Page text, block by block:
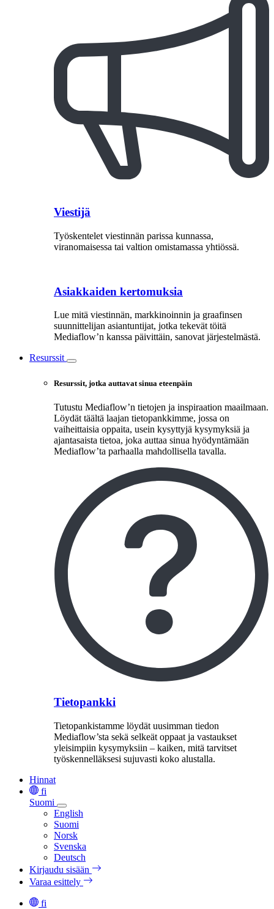
Viestijä
Työskentelet viestinnän parissa kunnassa,
viranomaisessa tai valtion omistamassa yhtiössä.
Asiakkaiden kertomuksia
Lue mitä viestinnän, markkinoinnin ja graafinsen
suunnittelijan asiantuntijat, jotka tekevät töitä
Mediaflow’n kanssa päivittäin, sanovat järjestelmästä.
Resurssit
Resurssit, jotka auttavat sinua eteenpäin
Tutustu Mediaflow’n tietojen ja inspiraation maailmaan.
Löydät täältä laajan tietopankkimme, jossa on
vaiheittaisia oppaita, usein kysyttyjä kysymyksiä ja
ajantasaista tietoa, joka auttaa sinua hyödyntämään
Mediaflow’ta parhaalla mahdollisella tavalla.
Tietopankki
Tietopankistamme löydät uusimman tiedon
Mediaflow’sta sekä selkeät oppaat ja vastaukset
yleisimpiin kysymyksiin – kaiken, mitä tarvitset
työskennelläksesi sujuvasti koko alustalla.
Hinnat
fi
Suomi
English
Suomi
Norsk
Svenska
Deutsch
Kirjaudu sisään
Varaa esittely
fi